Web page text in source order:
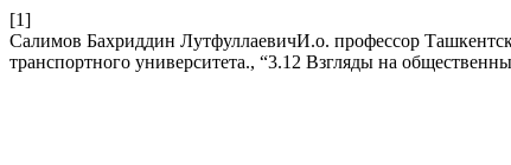
[1]
Салимов Бахриддин ЛутфуллаевичИ.о. профессор
транспортного университета., “3.12 Взгляды на